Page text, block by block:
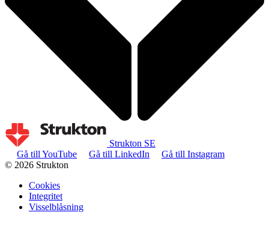
Strukton SE
Gå till YouTube
Gå till LinkedIn
Gå till Instagram
© 2026 Strukton
Cookies
Integritet
Visselblåsning